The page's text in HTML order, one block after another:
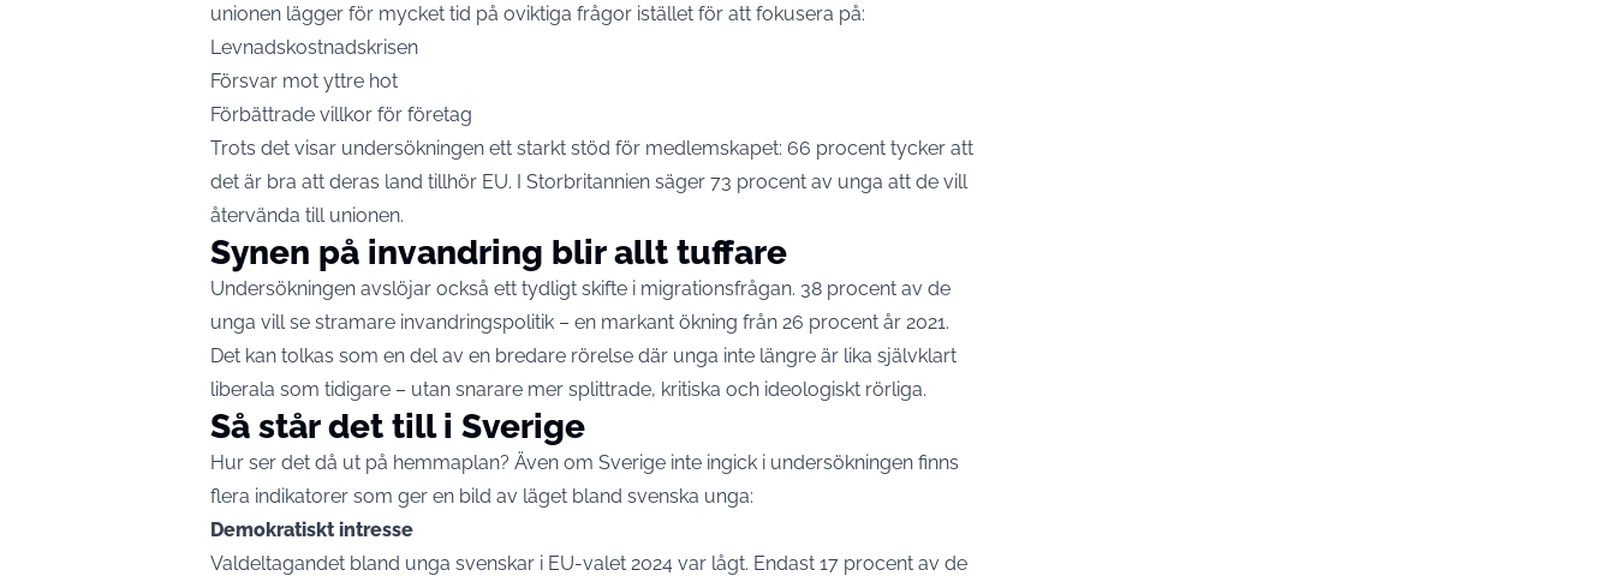
unionen lägger för mycket tid på oviktiga frågor istället för att fokusera på:
Levnadskostnadskrisen
Försvar mot yttre hot
Förbättrade villkor för företag
Trots det visar undersökningen ett starkt stöd för medlemskapet: 66 procent tycker att
det är bra att deras land tillhör EU. I Storbritannien säger 73 procent av unga att de vill
återvända till unionen.
Synen på invandring blir allt tuffare
Undersökningen avslöjar också ett tydligt skifte i migrationsfrågan. 38 procent av de
unga vill se stramare invandringspolitik – en markant ökning från 26 procent år 2021.
Det kan tolkas som en del av en bredare rörelse där unga inte längre är lika självklart
liberala som tidigare – utan snarare mer splittrade, kritiska och ideologiskt rörliga.
Så står det till i Sverige
Hur ser det då ut på hemmaplan? Även om Sverige inte ingick i undersökningen finns
flera indikatorer som ger en bild av läget bland svenska unga:
Demokratiskt intresse
Valdeltagandet bland unga svenskar i EU-valet 2024 var lågt. Endast 17 procent av de